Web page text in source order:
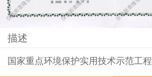
描述
国家重点环境保护实用技术示范工程